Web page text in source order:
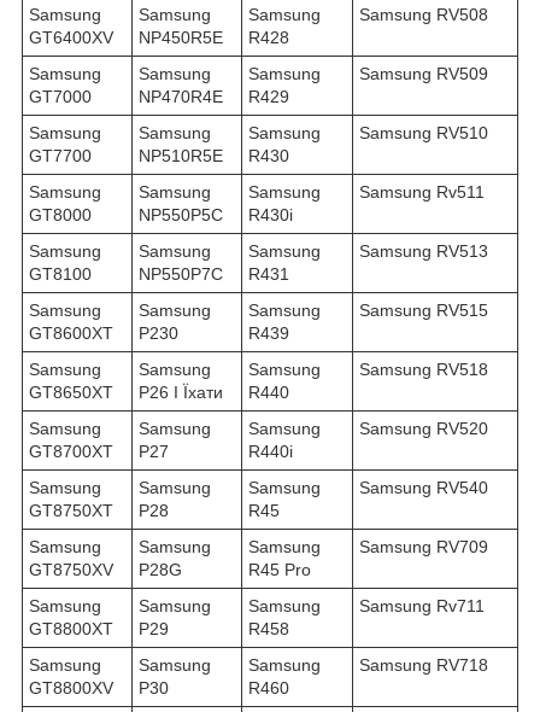
Samsung
GT6400XV
Samsung
NP450R5E
Samsung
R428
Samsung RV508
Samsung
GT7000
Samsung
NP470R4E
Samsung
R429
Samsung RV509
Samsung
GT7700
Samsung
NP510R5E
Samsung
R430
Samsung RV510
Samsung
GT8000
Samsung
NP550P5C
Samsung
R430i
Samsung Rv511
Samsung
GT8100
Samsung
NP550P7C
Samsung
R431
Samsung RV513
Samsung
GT8600XT
Samsung
P230
Samsung
R439
Samsung RV515
Samsung
GT8650XT
Samsung
P26 І Їхати
Samsung
R440
Samsung RV518
Samsung
GT8700XT
Samsung
P27
Samsung
R440i
Samsung RV520
Samsung
GT8750XT
Samsung
P28
Samsung
R45
Samsung RV540
Samsung
GT8750XV
Samsung
P28G
Samsung
R45 Pro
Samsung RV709
Samsung
GT8800XT
Samsung
P29
Samsung
R458
Samsung Rv711
Samsung
GT8800XV
Samsung
P30
Samsung
R460
Samsung RV718